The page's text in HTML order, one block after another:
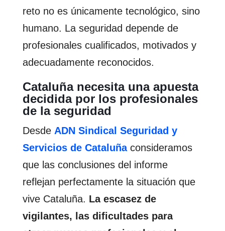
reto no es únicamente tecnológico, sino
humano. La seguridad depende de
profesionales cualificados, motivados y
adecuadamente reconocidos.
Cataluña necesita una apuesta
decidida por los profesionales
de la seguridad
Desde ADN Sindical Seguridad y
Servicios de Cataluñaconsideramos
que las conclusiones del informe
reflejan perfectamente la situación que
vive Cataluña. La escasez de
vigilantes, las dificultades para